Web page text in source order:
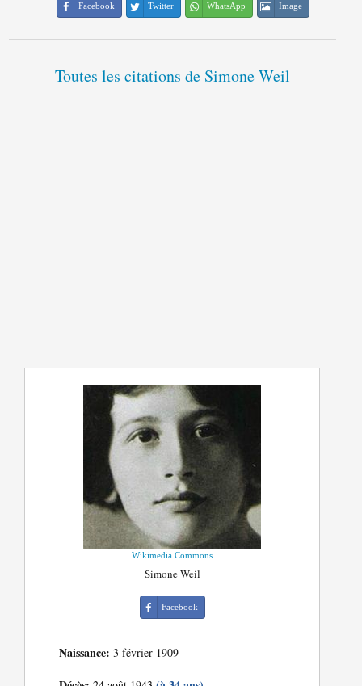
Facebook Twitter WhatsApp Image
Toutes les citations de Simone Weil
Wikimedia Commons
Simone Weil
Facebook
Naissance: 3 février 1909